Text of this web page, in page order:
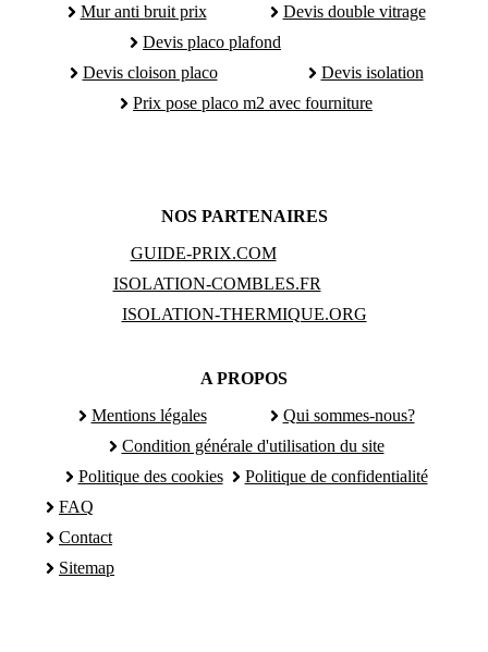
Mur anti bruit prix
Devis double vitrage
Devis placo plafond
Devis cloison placo
Devis isolation
Prix pose placo m2 avec fourniture
NOS PARTENAIRES
GUIDE-PRIX.COM
ISOLATION-COMBLES.FR
ISOLATION-THERMIQUE.ORG
A PROPOS
Mentions légales
Qui sommes-nous?
Condition générale d'utilisation du site
Politique des cookies
Politique de confidentialité
FAQ
Contact
Sitemap